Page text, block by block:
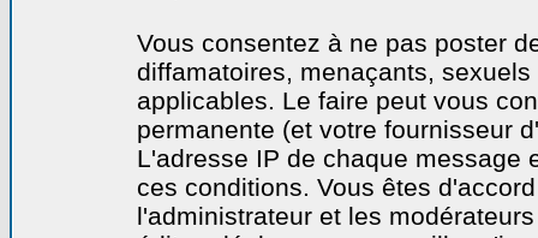
Vous consentez à ne pas poster
diffamatoires, menaçants,
applicables. Le faire peut vous
permanente (et votre fournisseur
L'adresse IP de chaque message
ces conditions. Vous êtes
l'administrateur et les